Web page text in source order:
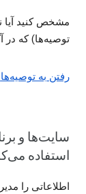
مشخص کنید آیا
توصیه‌ها) که در
رفتن به
استفاده
اطلاعاتی را